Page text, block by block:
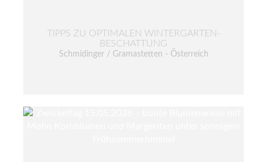
TIPPS ZU OPTIMALEN WINTERGARTEN-
BESCHATTUNG
Schmidinger / Gramastetten - Österreich